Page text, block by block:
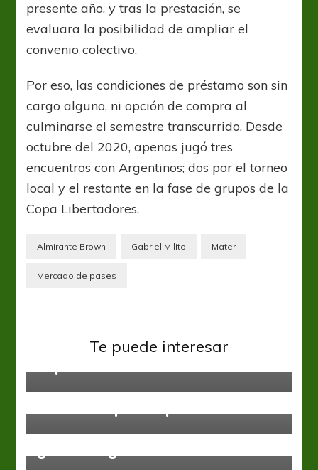
presente año, y tras la prestación, se
evaluara la posibilidad de ampliar el
convenio colectivo.
Por eso, las condiciones de préstamo son sin
cargo alguno, ni opción de compra al
culminarse el semestre transcurrido. Desde
octubre del 2020, apenas jugó tres
encuentros con Argentinos; dos por el torneo
local y el restante en la fase de grupos de la
Copa Libertadores.
Almirante Brown Gabriel Milito Mater
Mercado de pases
Te puede interesar
Burián se convirtió en héroe en la